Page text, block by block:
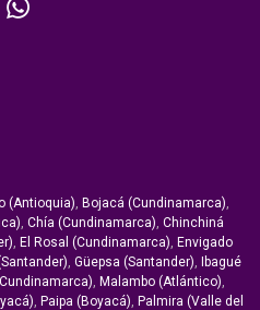
(Antioquia), Bojacá (Cundinamarca),
, Chía (Cundinamarca), Chinchiná
, El Rosal (Cundinamarca), Envigado
, Güepsa (Santander),
Ibagué
, Malambo (Atlántico),
, Paipa (Boyacá), Palmira (Valle del